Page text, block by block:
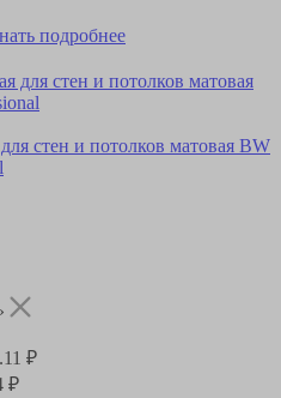
подробнее
стен и потолков матовая BW
₽
₽